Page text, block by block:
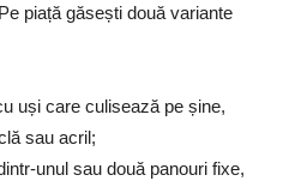
piață găsești două variante
uși care culisează pe șine,
sau acril;
unul sau două panouri fixe,